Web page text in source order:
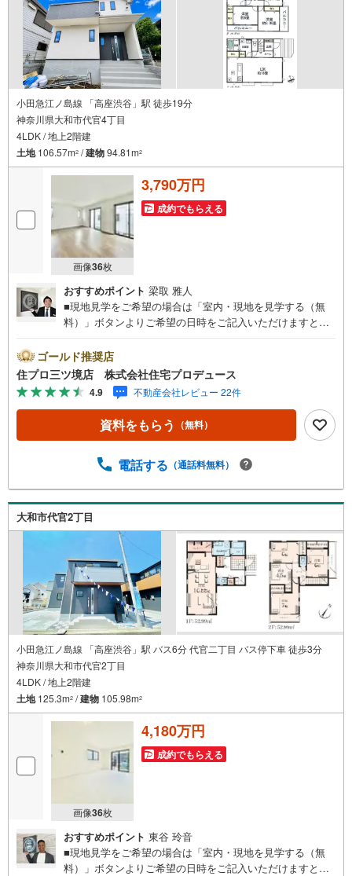
小田急江ノ島線 「高座渋谷」駅 徒歩19分
神奈川県大和市代官4丁目
4LDK / 地上2階建
土地106.57m2 /建物94.81m2
画像36枚
3,790万円
成約でもらえる
おすすめポイント 梁取 雅人
■現地見学をご希望の場合は「室内・現地を見学する（無
料）」ボタンよりご希望の日時をご記入いただけますとス
座間市エリアに強い！ 住プロは、大和市・綾瀬市・座間市
エリアの不動産売買専門会社です！最新物件情報や当社限
定で販売する物件情報も多数ございますので、お気軽にお
問合せ下さい！ -------------- 弊社独自の住宅ローン提案シス
テム 弊社ではファイナンシャル専門スタッフによる【丁寧
な資金アドバイス】【ファイナンシャルプラン提案書の作
【定年時の住宅ローン残高】【住宅購入者だけが加入でき
ナス】これから多くなる【教育費】住宅を買った後から始
まる【住宅ローン返済】65歳以上から必要になる【老後の
費用負担】住宅探しの【このタイミング】で不安な部分を
明確にしていきませんか？？ --------------
ゴールド推奨店
住プロ三ツ境店 株式会社住宅プロデュース
4.9 不動産会社レビュー 22件
資料をもらう （無料）
電話する （通話料無料）
大和市代官2丁目
小田急江ノ島線 「高座渋谷」駅 バス6分 代官二丁目 バス停下車 徒歩3分
神奈川県大和市代官2丁目
4LDK / 地上2階建
土地125.3m2 /建物 105.98m2
画像36枚
4,180万円
成約でもらえる
おすすめポイント 東谷 玲音
■現地見学をご希望の場合は「室内・現地を見学する（無
料）」ボタンよりご希望の日時をご記入いただけますとス